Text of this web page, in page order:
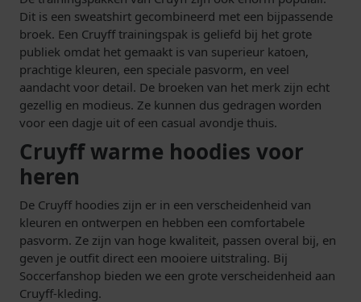
Dit is een sweatshirt gecombineerd met een bijpassende
broek. Een Cruyff trainingspak is geliefd bij het grote
publiek omdat het gemaakt is van superieur katoen,
prachtige kleuren, een speciale pasvorm, en veel
aandacht voor detail. De broeken van het merk zijn echt
gezellig en modieus. Ze kunnen dus gedragen worden
voor een dagje uit of een casual avondje thuis.
Cruyff warme hoodies voor
heren
De Cruyff hoodies zijn er in een verscheidenheid van
kleuren en ontwerpen en hebben een comfortabele
pasvorm. Ze zijn van hoge kwaliteit, passen overal bij, en
geven je outfit direct een mooiere uitstraling. Bij
Soccerfanshop bieden we een grote verscheidenheid aan
Cruyff-kleding.